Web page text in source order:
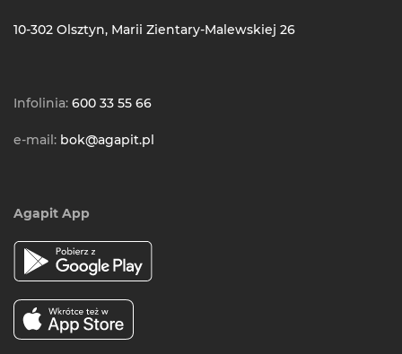
10-302 Olsztyn, Marii Zientary-Malewskiej 26
Infolinia: 600 33 55 66
e-mail: bok@agapit.pl
Agapit App